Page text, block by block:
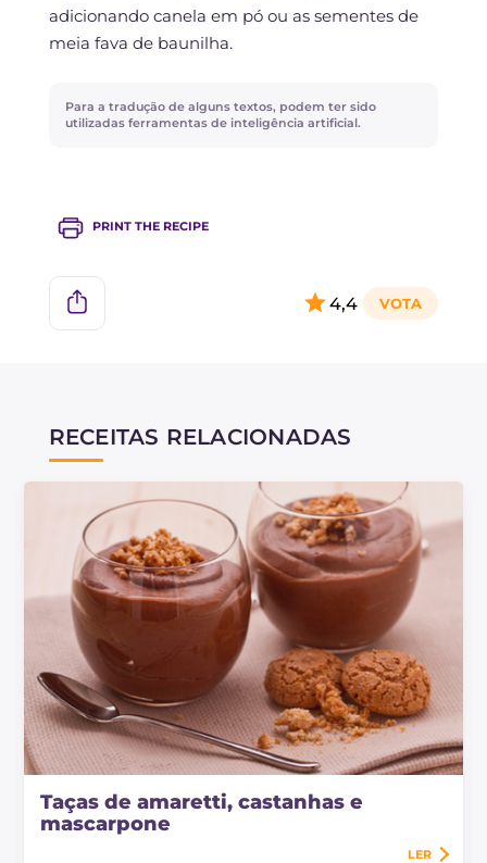
adicionando canela em pó ou as sementes de
meia fava de baunilha.
Para a tradução de alguns textos, podem ter sido
utilizadas ferramentas de inteligência artificial.
PRINT THE RECIPE
4,4
RECEITAS RELACIONADAS
Taças de amaretti, castanhas e
mascarpone
LER